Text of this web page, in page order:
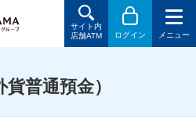
サイト内
店舗ATM
ログイン メニュー
普通預金）